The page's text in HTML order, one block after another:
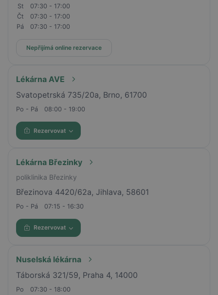
St
07:30 - 17:00
Čt
07:30 - 17:00
Pá
07:30 - 17:00
Nepřijímá online rezervace
Lékárna AVE
Svatopetrská 735/20a, Brno, 61700
Po - Pá 08:00 - 19:00
Rezervovat
Lékárna Březinky
poliklinika Březinky
Březinova 4420/62a, Jihlava, 58601
Po - Pá 07:15 - 16:30
Rezervovat
Nuselská lékárna
Táborská 321/59, Praha 4, 14000
Po
07:30 - 18:00